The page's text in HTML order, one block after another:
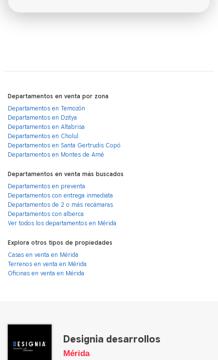
Departamentos en venta por zona
Departamentos en Temozón
Departamentos en Dzitya
Departamentos en Altabrisa
Departamentos en Cholul
Departamentos en Santa Gertrudis Copó
Departamentos en Montes de Amé
Departamentos en venta más buscados
Departamentos en preventa
Departamentos con entrega inmediata
Departamentos de 2 o más recámaras
Departamentos con alberca
Ver todos los departamentos en Mérida
Explora otros tipos de propiedades
Casas en venta en Mérida
Terrenos en venta en Mérida
Oficinas en venta en Mérida
Designia desarrollos
Mérida